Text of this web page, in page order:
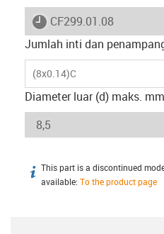
igus-icon-lieferzeit
CF299.01.08
Jumlah inti dan
(8x0.14)C
Diameter luar (d) maks.
igus-icon-info
This part is a discontinued
available: To the product page